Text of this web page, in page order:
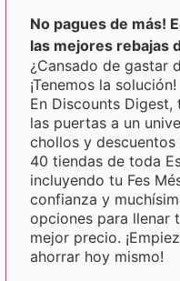
No pagues de más!
las mejores rebajas
¿Cansado de gastar
¡Tenemos la solución!
En Discounts Digest,
las puertas a un
chollos y descuentos
40 tiendas de toda
incluyendo tu Fes
confianza y
opciones para llenar
mejor precio.
ahorrar hoy mismo!